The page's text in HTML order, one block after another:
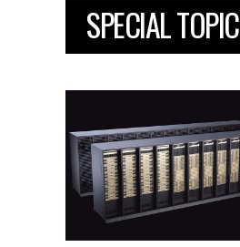
SPECIAL TOPIC